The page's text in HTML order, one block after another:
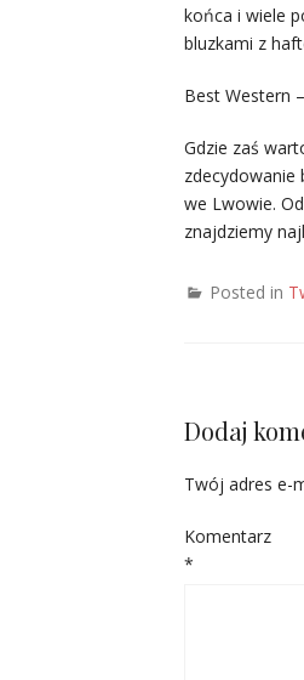
końca i wiele
bluzkami z
Best Western
Gdzie zaś
zdecydowanie
we Lwowie.
znajdziemy
Posted in
Dodaj
Twój adres e-
Komentarz
*